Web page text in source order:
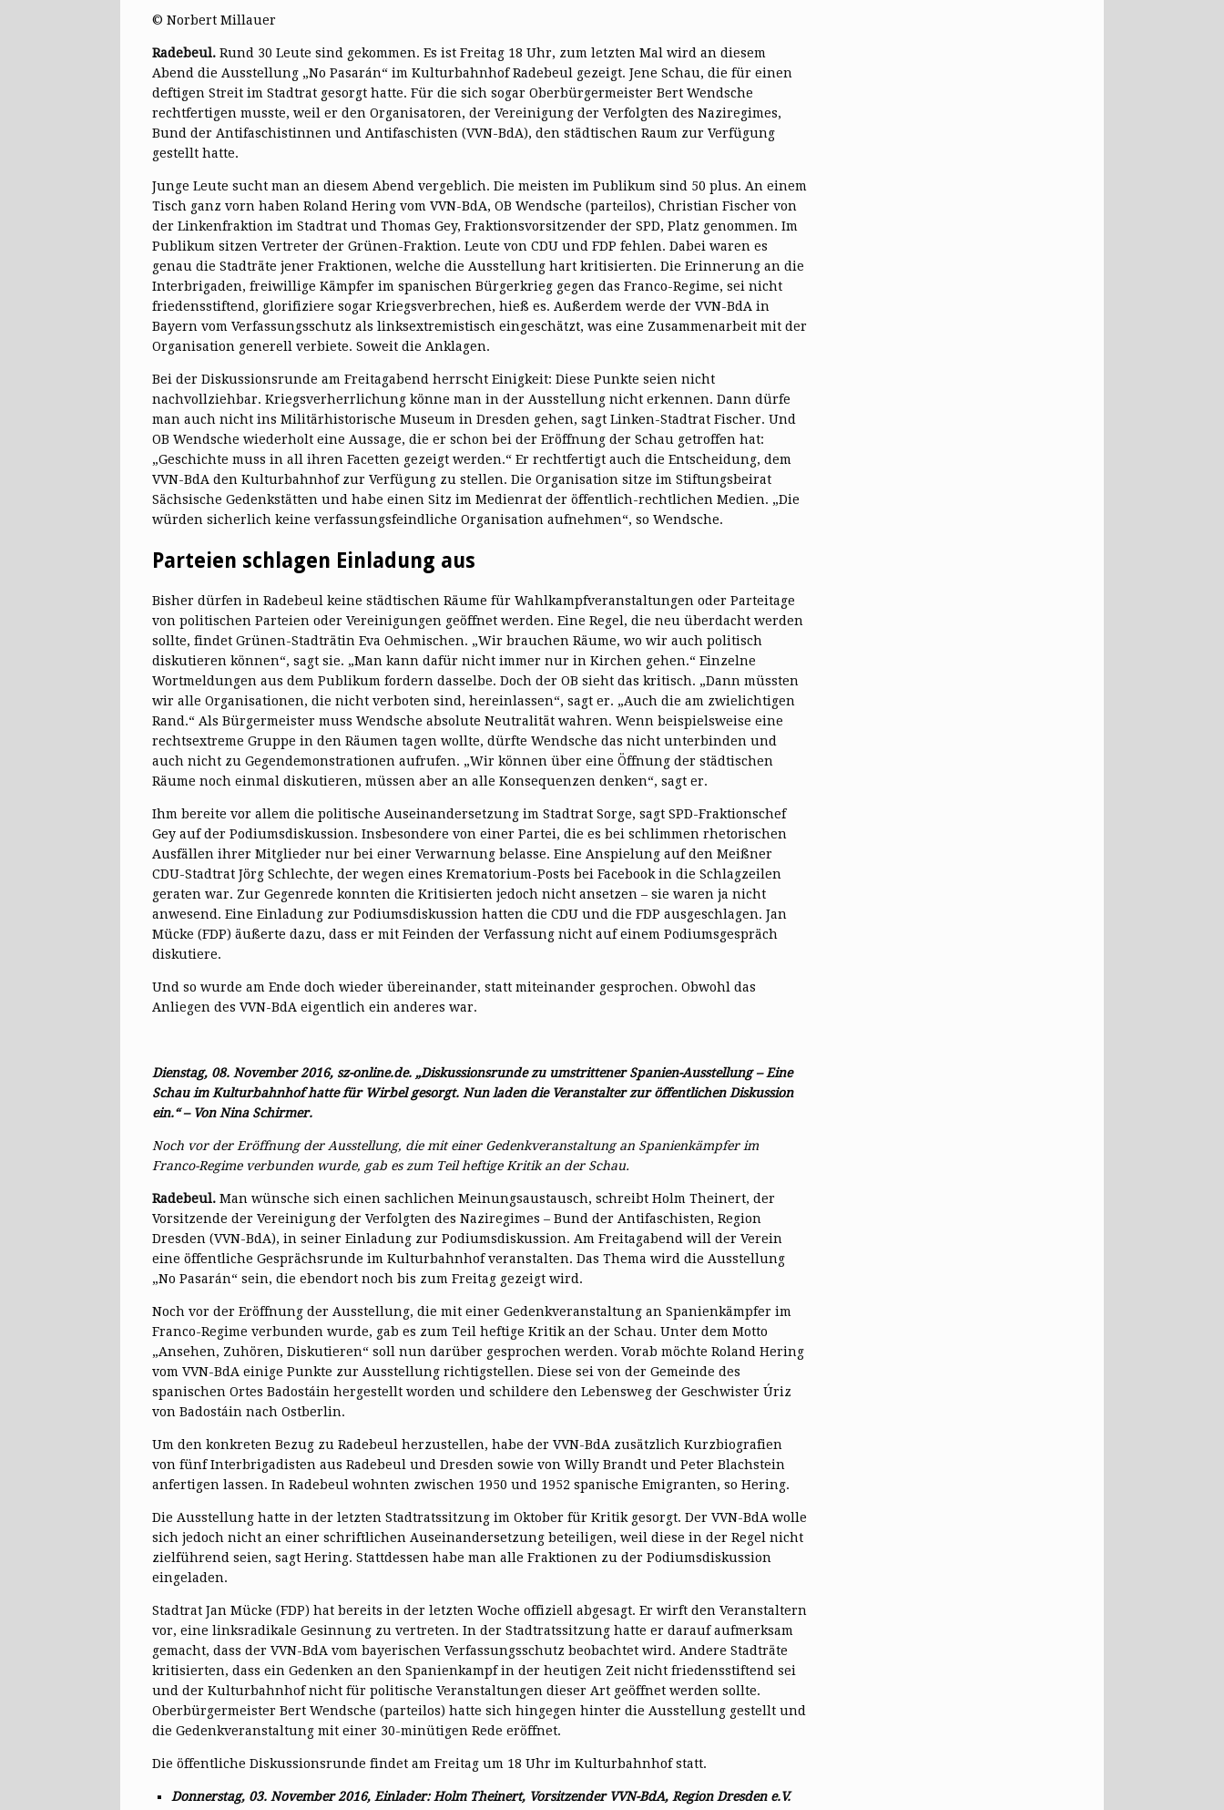
© Norbert Millauer
Radebeul. Rund 30 Leute sind gekommen. Es ist Freitag 18 Uhr, zum letzten Mal wird an diesem
Abend die Ausstellung „No Pasarán“ im Kulturbahnhof Radebeul gezeigt. Jene Schau, die für einen
deftigen Streit im Stadtrat gesorgt hatte. Für die sich sogar Oberbürgermeister Bert Wendsche
rechtfertigen musste, weil er den Organisatoren, der Vereinigung der Verfolgten des Naziregimes,
Bund der Antifaschistinnen und Antifaschisten (VVN-BdA), den städtischen Raum zur Verfügung
gestellt hatte.
Junge Leute sucht man an diesem Abend vergeblich. Die meisten im Publikum sind 50 plus. An einem
Tisch ganz vorn haben Roland Hering vom VVN-BdA, OB Wendsche (parteilos), Christian Fischer von
der Linkenfraktion im Stadtrat und Thomas Gey, Fraktionsvorsitzender der SPD, Platz genommen. Im
Publikum sitzen Vertreter der Grünen-Fraktion. Leute von CDU und FDP fehlen. Dabei waren es
genau die Stadträte jener Fraktionen, welche die Ausstellung hart kritisierten. Die Erinnerung an die
Interbrigaden, freiwillige Kämpfer im spanischen Bürgerkrieg gegen das Franco-Regime, sei nicht
friedensstiftend, glorifiziere sogar Kriegsverbrechen, hieß es. Außerdem werde der VVN-BdA in
Bayern vom Verfassungsschutz als linksextremistisch eingeschätzt, was eine Zusammenarbeit mit der
Organisation generell verbiete. Soweit die Anklagen.
Bei der Diskussionsrunde am Freitagabend herrscht Einigkeit: Diese Punkte seien nicht
nachvollziehbar. Kriegsverherrlichung könne man in der Ausstellung nicht erkennen. Dann dürfe
man auch nicht ins Militärhistorische Museum in Dresden gehen, sagt Linken-Stadtrat Fischer. Und
OB Wendsche wiederholt eine Aussage, die er schon bei der Eröffnung der Schau getroffen hat:
„Geschichte muss in all ihren Facetten gezeigt werden.“ Er rechtfertigt auch die Entscheidung, dem
VVN-BdA den Kulturbahnhof zur Verfügung zu stellen. Die Organisation sitze im Stiftungsbeirat
Sächsische Gedenkstätten und habe einen Sitz im Medienrat der öffentlich-rechtlichen Medien. „Die
würden sicherlich keine verfassungsfeindliche Organisation aufnehmen“, so Wendsche.
Parteien schlagen Einladung aus
Bisher dürfen in Radebeul keine städtischen Räume für Wahlkampfveranstaltungen oder Parteitage
von politischen Parteien oder Vereinigungen geöffnet werden. Eine Regel, die neu überdacht werden
sollte, findet Grünen-Stadträtin Eva Oehmischen. „Wir brauchen Räume, wo wir auch politisch
diskutieren können“, sagt sie. „Man kann dafür nicht immer nur in Kirchen gehen.“ Einzelne
Wortmeldungen aus dem Publikum fordern dasselbe. Doch der OB sieht das kritisch. „Dann müssten
wir alle Organisationen, die nicht verboten sind, hereinlassen“, sagt er. „Auch die am zwielichtigen
Rand.“ Als Bürgermeister muss Wendsche absolute Neutralität wahren. Wenn beispielsweise eine
rechtsextreme Gruppe in den Räumen tagen wollte, dürfte Wendsche das nicht unterbinden und
auch nicht zu Gegendemonstrationen aufrufen. „Wir können über eine Öffnung der städtischen
Räume noch einmal diskutieren, müssen aber an alle Konsequenzen denken“, sagt er.
Ihm bereite vor allem die politische Auseinandersetzung im Stadtrat Sorge, sagt SPD-Fraktionschef
Gey auf der Podiumsdiskussion. Insbesondere von einer Partei, die es bei schlimmen rhetorischen
Ausfällen ihrer Mitglieder nur bei einer Verwarnung belasse. Eine Anspielung auf den Meißner
CDU-Stadtrat Jörg Schlechte, der wegen eines Krematorium-Posts bei Facebook in die Schlagzeilen
geraten war. Zur Gegenrede konnten die Kritisierten jedoch nicht ansetzen – sie waren ja nicht
anwesend. Eine Einladung zur Podiumsdiskussion hatten die CDU und die FDP ausgeschlagen. Jan
Mücke (FDP) äußerte dazu, dass er mit Feinden der Verfassung nicht auf einem Podiumsgespräch
diskutiere.
Und so wurde am Ende doch wieder übereinander, statt miteinander gesprochen. Obwohl das
Anliegen des VVN-BdA eigentlich ein anderes war.
Dienstag, 08. November 2016, sz-online.de. „Diskussionsrunde zu umstrittener Spanien-Ausstellung –Eine
Schau im Kulturbahnhof hatte für Wirbel gesorgt. Nun laden die Veranstalter zur öffentlichen Diskussion
ein.“ – Von Nina Schirmer.
Noch vor der Eröffnung der Ausstellung, die mit einer Gedenkveranstaltung an Spanienkämpfer im
Franco-Regime verbunden wurde, gab es zum Teil heftige Kritik an der Schau.
Radebeul. Man wünsche sich einen sachlichen Meinungsaustausch, schreibt Holm Theinert, der
Vorsitzende der Vereinigung der Verfolgten des Naziregimes – Bund der Antifaschisten, Region
Dresden (VVN-BdA), in seiner Einladung zur Podiumsdiskussion. Am Freitagabend will der Verein
eine öffentliche Gesprächsrunde im Kulturbahnhof veranstalten. Das Thema wird die Ausstellung
„No Pasarán“ sein, die ebendort noch bis zum Freitag gezeigt wird.
Noch vor der Eröffnung der Ausstellung, die mit einer Gedenkveranstaltung an Spanienkämpfer im
Franco-Regime verbunden wurde, gab es zum Teil heftige Kritik an der Schau. Unter dem Motto
„Ansehen, Zuhören, Diskutieren“ soll nun darüber gesprochen werden. Vorab möchte Roland Hering
vom VVN-BdA einige Punkte zur Ausstellung richtigstellen. Diese sei von der Gemeinde des
spanischen Ortes Badostáin hergestellt worden und schildere den Lebensweg der Geschwister Úriz
von Badostáin nach Ostberlin.
Um den konkreten Bezug zu Radebeul herzustellen, habe der VVN-BdA zusätzlich Kurzbiografien
von fünf Interbrigadisten aus Radebeul und Dresden sowie von Willy Brandt und Peter Blachstein
anfertigen lassen. In Radebeul wohnten zwischen 1950 und 1952 spanische Emigranten, so Hering.
Die Ausstellung hatte in der letzten Stadtratssitzung im Oktober für Kritik gesorgt. Der VVN-BdA wolle
sich jedoch nicht an einer schriftlichen Auseinandersetzung beteiligen, weil diese in der Regel nicht
zielführend seien, sagt Hering. Stattdessen habe man alle Fraktionen zu der Podiumsdiskussion
eingeladen.
Stadtrat Jan Mücke (FDP) hat bereits in der letzten Woche offiziell abgesagt. Er wirft den Veranstaltern
vor, eine linksradikale Gesinnung zu vertreten. In der Stadtratssitzung hatte er darauf aufmerksam
gemacht, dass der VVN-BdA vom bayerischen Verfassungsschutz beobachtet wird. Andere Stadträte
kritisierten, dass ein Gedenken an den Spanienkampf in der heutigen Zeit nicht friedensstiftend sei
und der Kulturbahnhof nicht für politische Veranstaltungen dieser Art geöffnet werden sollte.
Oberbürgermeister Bert Wendsche (parteilos) hatte sich hingegen hinter die Ausstellung gestellt und
die Gedenkveranstaltung mit einer 30-minütigen Rede eröffnet.
Die öffentliche Diskussionsrunde findet am Freitag um 18 Uhr im Kulturbahnhof statt.
Donnerstag, 03. November 2016, Einlader: Holm Theinert, Vorsitzender VVN-BdA, Region Dresden e.V.